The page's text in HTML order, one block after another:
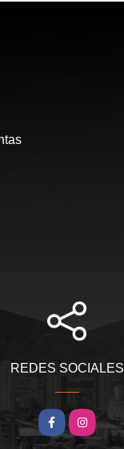
REDES SOCIALES
Facebook
Instagram